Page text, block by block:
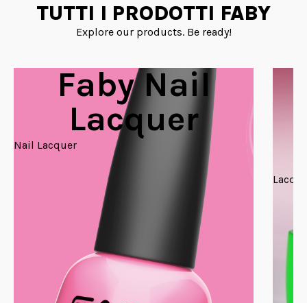
TUTTI I PRODOTTI FABY
Explore our products. Be ready!
Faby Nail
Lacquer
Nail Lacquer